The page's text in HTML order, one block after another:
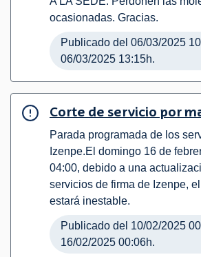
ocasionadas. Gracias.
Publicado del 06/03/2025
06/03/2025 13:15h.
Corte de servicio por
Parada programada de los
Izenpe.El domingo 16 de
04:00, debido a una
servicios de firma de Izenpe,
estará inestable.
Publicado del 10/02/2025
16/02/2025 00:06h.